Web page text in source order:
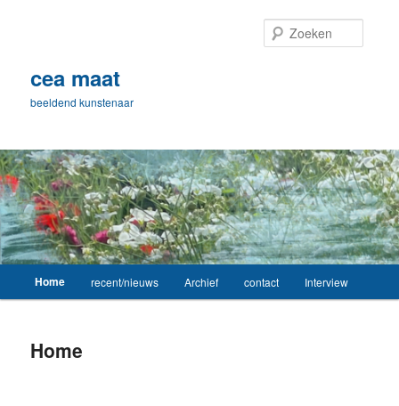
inhoudcea maat
beeldend kunstenaar
HoofdmenuHome recent/nieuws Archief contact Interview
Home